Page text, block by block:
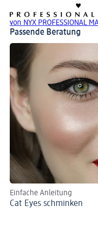
von NYX PROFESSIONAL
Passende Beratung
Einfache Anleitung
Cat Eyes schminken